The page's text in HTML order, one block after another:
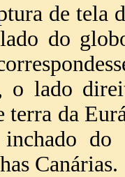
de tela
do
o lado
terra da
Canárias.